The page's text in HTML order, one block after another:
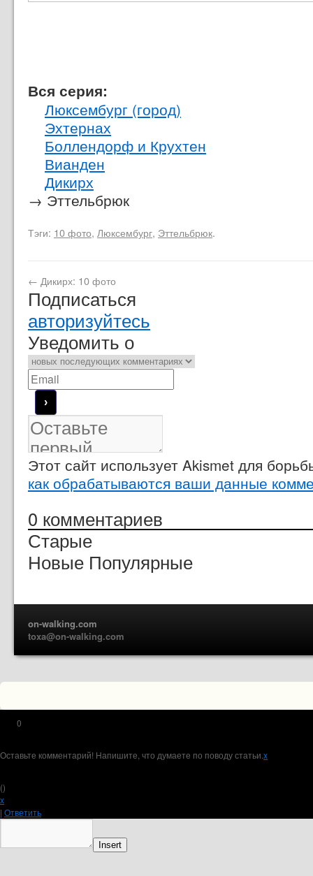
Вся серия:
Люксембург (город)
Эхтернах
Боллендорф и Крухтен
Вианден
Дикирх
→ Эттельбрюк
Тэги: 10 фото, Люксембург, Эттельбрюк.
← Дикирх: 10 фото
Подписаться
авторизуйтесь
Уведомить о
Этот сайт использует Akismet для
как обрабатываются ваши данные
0 комментариев
Старые
Новые Популярные
on-walking.com
toxa@on-walking.com
0
Оставьте комментарий! Напишите, что думаете по поводу статьи. x
()
x
| Ответить
Insert